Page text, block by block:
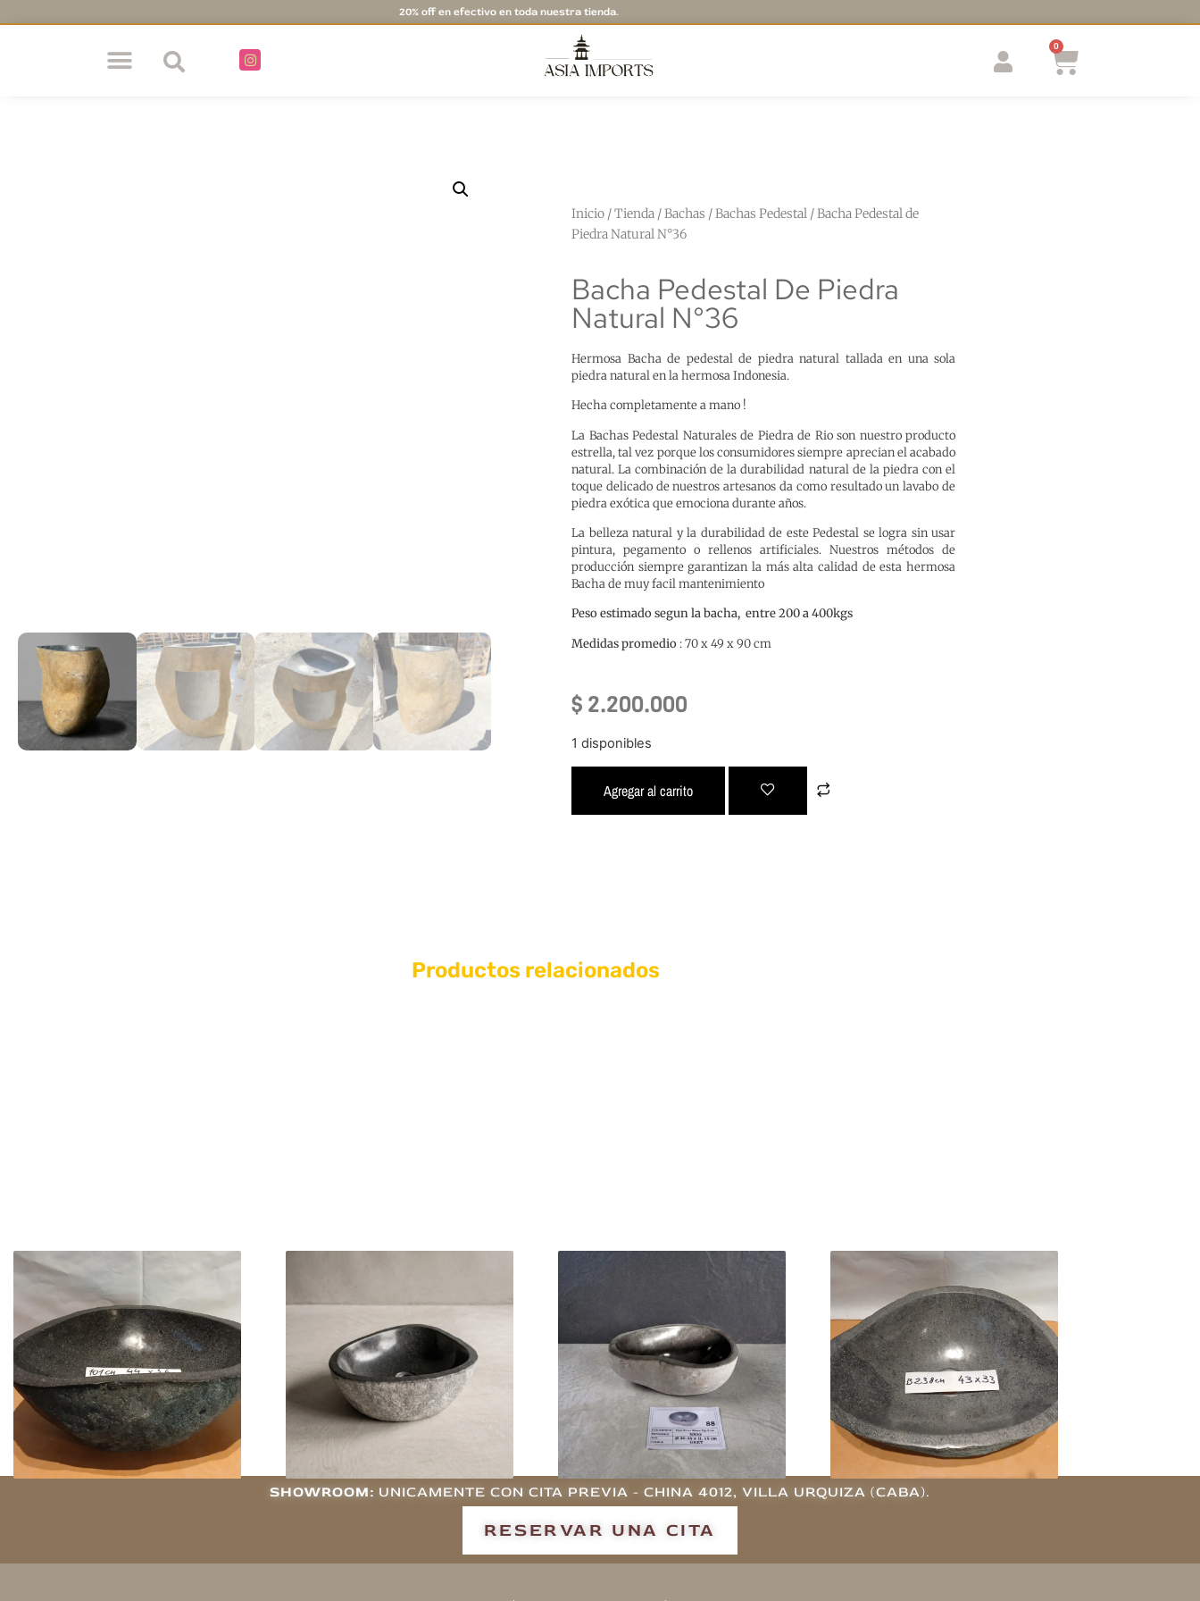
20% off en efectivo en toda nuestra tienda.
0
Inicio /Tienda /Bachas /Bachas Pedestal / Bacha Pedestal de
Piedra Natural N°36
Bacha Pedestal De Piedra
Natural N°36
Hermosa Bacha de pedestal de piedra natural tallada en una sola
piedra natural en la hermosa Indonesia.
Hecha completamente a mano !
La Bachas Pedestal Naturales de Piedra de Rio son nuestro producto
estrella, tal vez porque los consumidores siempre aprecian el acabado
natural. La combinación de la durabilidad natural de la piedra con el
toque delicado de nuestros artesanos da como resultado un lavabo de
piedra exótica que emociona durante años.
La belleza natural y la durabilidad de este Pedestal se logra sin usar
pintura, pegamento o rellenos artificiales. Nuestros métodos de
producción siempre garantizan la más alta calidad de esta hermosa
Bacha de muy facil mantenimiento
Peso estimado segun la bacha, entre 200 a 400kgs
Medidas promedio : 70 x 49 x 90 cm
$ 2.200.000
1 disponibles
Agregar al carrito
Productos relacionados
Bacha Piedra De Río De Indonesia
$330.000
Agregar al carrito
$330.000
Agregar al carrito
Bacha Piedra De Río De Indonesia
Agregar al carrito
Bacha Piedra De Río De Indonesia
330.000
Agregar al carrito
SHOWROOM: UNICAMENTE CON CITA PREVIA - CHINA 4012, VILLA URQUIZA (CABA).
RESERVAR UNA CITA